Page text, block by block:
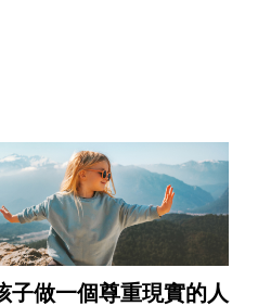
子做一個尊重現實的人